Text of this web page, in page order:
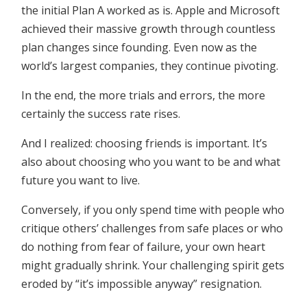
the initial Plan A worked as is. Apple and Microsoft
achieved their massive growth through countless
plan changes since founding. Even now as the
world’s largest companies, they continue pivoting.
In the end, the more trials and errors, the more
certainly the success rate rises.
And I realized: choosing friends is important. It’s
also about choosing who you want to be and what
future you want to live.
Conversely, if you only spend time with people who
critique others’ challenges from safe places or who
do nothing from fear of failure, your own heart
might gradually shrink. Your challenging spirit gets
eroded by “it’s impossible anyway” resignation.